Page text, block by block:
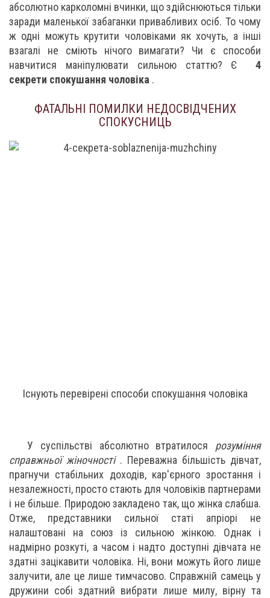
абсолютно карколомні вчинки, що здійснюються тільки
заради маленької забаганки привабливих осіб. То чому
ж одні можуть крутити чоловіками як хочуть, а інші
взагалі не сміють нічого вимагати? Чи є способи
навчитися маніпулювати сильною статтю? Є 4
секрети спокушання чоловіка .
ФАТАЛЬНІ ПОМИЛКИ НЕДОСВІДЧЕНИХ
СПОКУСНИЦЬ
Існують перевірені способи спокушання чоловіка
У суспільстві абсолютно втратилося розуміння
справжньої жіночності. Переважна більшість дівчат,
прагнучи стабільних доходів, кар'єрного зростання і
незалежності, просто стають для чоловіків партнерами
і не більше. Природою закладено так, що жінка слабша.
Отже, представники сильної статі апріорі не
налаштовані на союз із сильною жінкою. Однак і
надмірно розкуті, а часом і надто доступні дівчата не
здатні зацікавити чоловіка. Ні, вони можуть його лише
залучити, але це лише тимчасово. Справжній самець у
дружини собі здатний вибрати лише милу, вірну та